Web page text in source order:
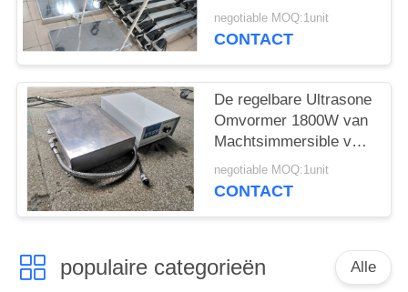
Schoonmakende
Omvormer
negotiable MOQ:1unit
CONTACT
De regelbare Ultrasone
Omvormer 1800W van
Machtsimmersible voor
Grote Vormdelen
negotiable MOQ:1unit
CONTACT
populaire categorieën Alle